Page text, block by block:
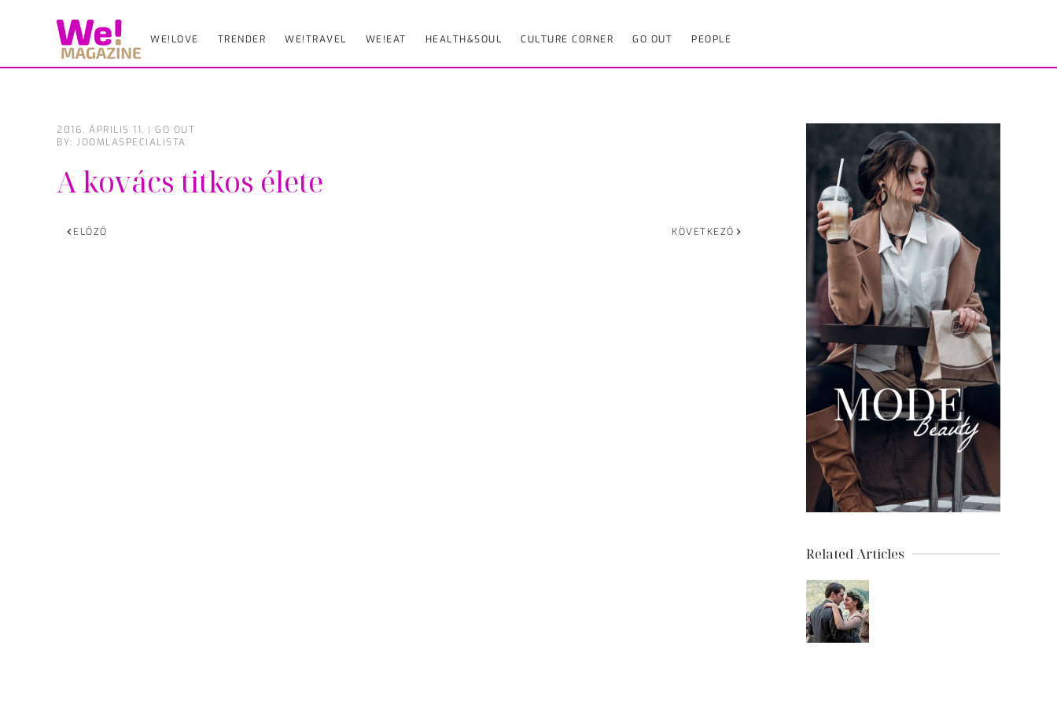
WE!LOVE TRENDER WE!TRAVEL WE!EAT HEALTH&SOUL CULTURE CORNER GO OUT PEOPLE
2016. ÁPRILIS 11. | GO OUT
BY: JOOMLASPECIALISTA
A kovács titkos élete
ELŐZŐ KÖVETKEZŐ
Related Articles